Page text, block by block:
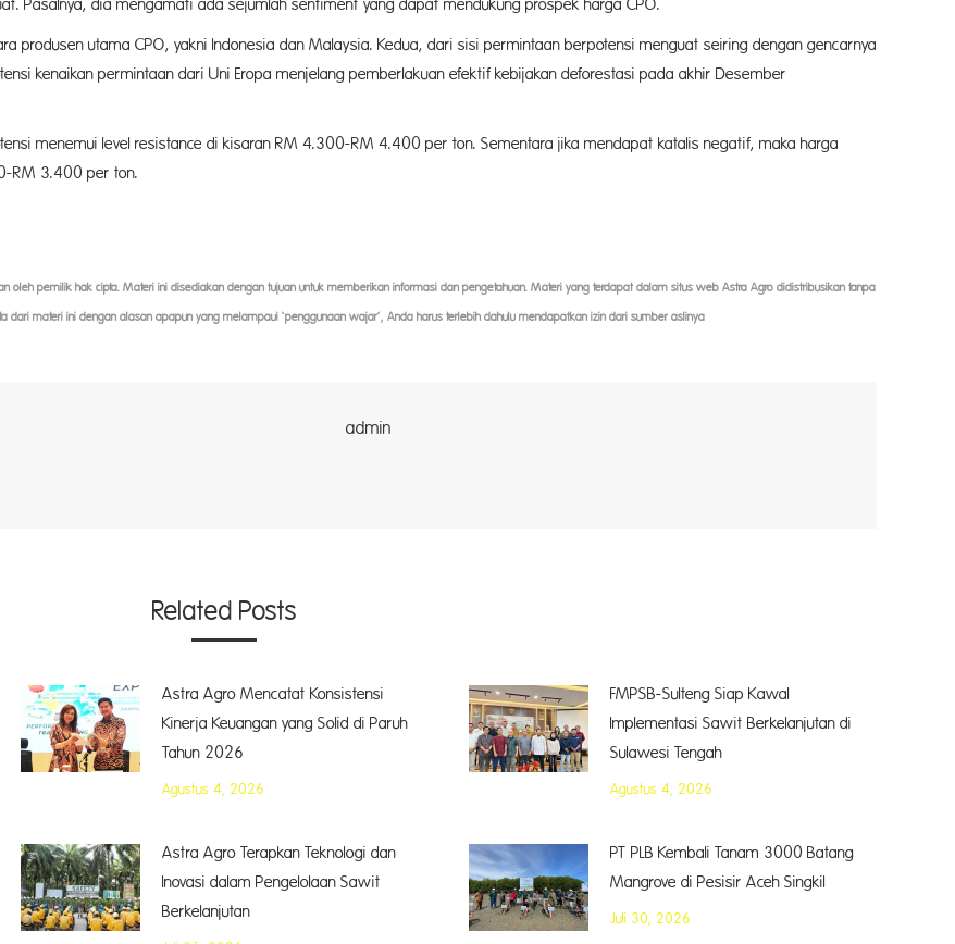
Pasalnya, dia mengamati ada sejumlah sentiment yang dapat mendukung prospek harga CPO.
produsen utama CPO, yakni Indonesia dan Malaysia. Kedua, dari sisi permintaan berpotensi menguat seiring dengan gencarnya
kenaikan permintaan dari Uni Eropa menjelang pemberlakuan efektif kebijakan deforestasi pada akhir Desember
menemui level resistance di kisaran RM 4.300-RM 4.400 per ton. Sementara jika mendapat katalis negatif, maka harga
RM 3.400 per ton.
oleh pemilik hak cipta. Materi ini disediakan dengan tujuan untuk memberikan informasi dan pengetahuan. Materi yang terdapat dalam situs web Astra Agro didistribusikan tanpa
dari materi ini dengan alasan apapun yang melampaui ‘penggunaan wajar’, Anda harus terlebih dahulu mendapatkan izin dari sumber aslinya
Related Posts
Astra Agro Mencatat Konsistensi
Kinerja Keuangan yang Solid di Paruh
Tahun 2026
Agustus 4, 2026
FMPSB-Sulteng Siap Kawal
Implementasi Sawit Berkelanjutan di
Sulawesi Tengah
Agustus 4, 2026
Astra Agro Terapkan Teknologi dan
Inovasi dalam Pengelolaan Sawit
Berkelanjutan
PT PLB Kembali Tanam 3000 Batang
Mangrove di Pesisir Aceh Singkil
Juli 30, 2026